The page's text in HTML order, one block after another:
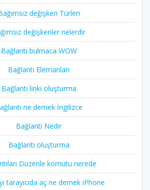
değişken Türleri
değişkenler nelerdir
Bağlantı bulmaca WOW
Bağlantı Elemanları
Bağlantı linki oluşturma
ne demek İngilizce
Bağlantı Nedir
Bağlantı oluşturma
Düzenle komutu nerede
tarayıcıda aç ne demek iPhone